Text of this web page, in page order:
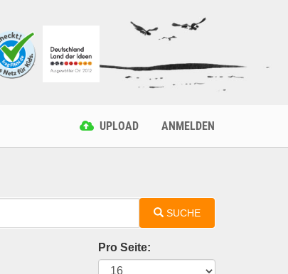
UPLOAD ANMELDEN
SUCHE
Pro Seite: